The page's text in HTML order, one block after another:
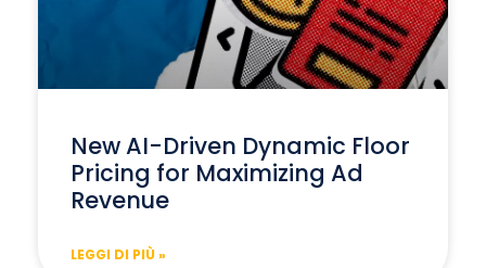
New AI-Driven Dynamic Floor
Pricing for Maximizing Ad
Revenue
LEGGI DI PIÙ »